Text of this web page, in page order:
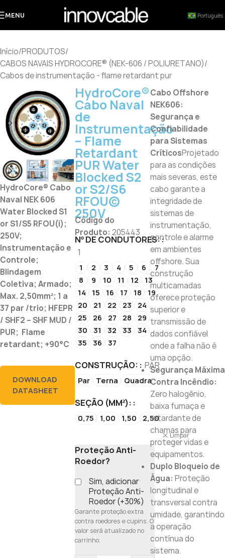
MENU Português
Início/PRODUTOS/
CABOS NAVAIS HYDROCORE® (NEK-606 / POLIURETANO)/
Cabos de instrumentação - flame retardant pur
HydroCore® Cabo
Naval NEK 606
Water Blocked S1
or S1/S5 RFOU(i);
250V;
Instrumentação e
Controle;
Blindagem
Coletiva; Armado;
Max. 2,50mm²; 1 a
37 par /trio; HFEPR
/ SHF2 – SHF MUD /
PUR; Flame
retardant; +90°C
DOWNLOAD
DATASHEET
HydroCore®
Cabo Naval
de
Instrumentação
– Flame
Retardant
PUR Water
Blocked S2
or S2/S6
RFOU(c)
250V
Código do
Produto: 205443
Nº DE CONDUTORES:
1
1 2 3 4 5 6
7
8
9 10 11 12
13
14
15 16 17 18
19
20
21 22 23
24
25
26 27 28
29
30
31 32 33
34
35
36 37
CONSTRUÇÃO: PAR
Par Terna Quadra
SEÇÃO (MM²):
0,75 1,00 1,50 2,50
Limpar
Proteção Anti-
Roedor?
Sim, adicionar
Proteção Anti-
Roedor (+30%)
Garante proteção extra
contra roedores e cupins. O
valor será atualizado no
carrinho.
Cabo Offshore
NEK606:
Segurança e
Confiabilidade
para Sistemas
CríticosProjetado
para as condições
mais severas, este
cabo garante a
integridade de
sistemas de
instrumentação,
controle e alarme
em ambientes
offshore. Sua
construção
multicamadas
oferece proteção
superior e
transmissão de
dados confiável
onde a falha não é
uma opção.
Segurança Máxima
Contra Incêndio:
Zero halogênio,
baixa fumaça e
retardante de
chamas para
proteger vidas e
equipamentos.
Duplo Bloqueio de
Água: Proteção
longitudinal e
transversal contra
umidade, garantindo
a operação
contínua do
sistema.